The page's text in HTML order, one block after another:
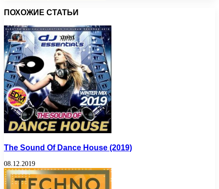
ПОХОЖИЕ СТАТЬИ
The Sound Of Dance House (2019)
08.12.2019